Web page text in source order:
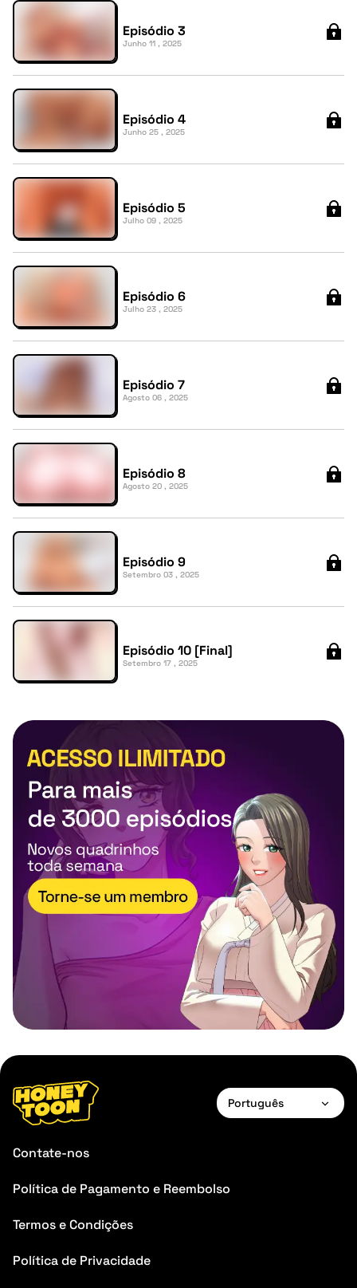
Episódio 3
Junho 11 , 2025
Episódio 4
Junho 25 , 2025
Episódio 5
Julho 09 , 2025
Episódio 6
Julho 23 , 2025
Episódio 7
Agosto 06 , 2025
Episódio 8
Agosto 20 , 2025
Episódio 9
Setembro 03 , 2025
Episódio 10 [Final]
Setembro 17 , 2025
Português
Deutsch
Contate-nos
Política de Pagamento e Reembolso
Termos e Condições
Política de Privacidade